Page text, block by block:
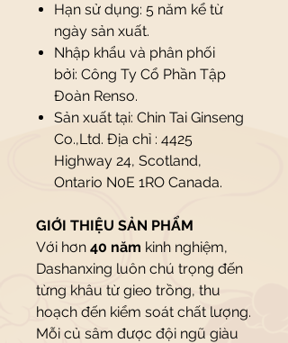
Hạn sử dụng: 5 năm kể từ
ngày sản xuất.
Nhập khẩu và phân phối
bởi: Công Ty Cổ Phần Tập
Đoàn Renso.
Sản xuất tại: Chin Tai Ginseng
Co.,Ltd. Địa chỉ : 4425
Highway 24, Scotland,
Ontario N0E 1RO Canada.
GIỚI THIỆU SẢN PHẨM
Với hơn 40 năm kinh nghiệm,
Dashanxing luôn chú trọng đến
từng khâu từ gieo trồng, thu
hoạch đến kiểm soát chất lượng.
Mỗi củ sâm được đội ngũ giàu